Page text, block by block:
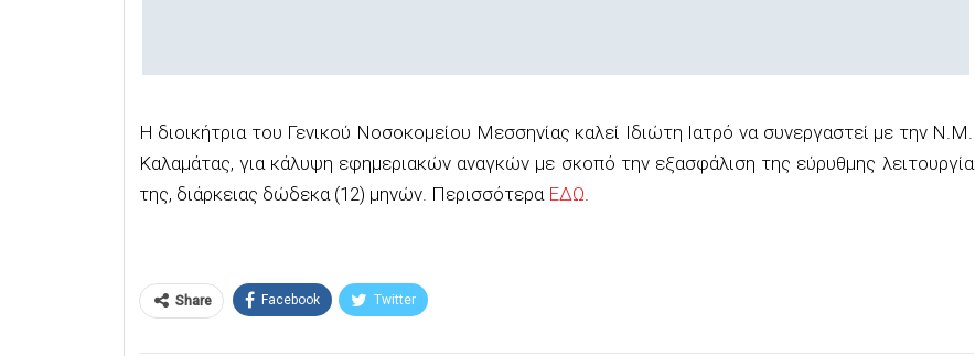
Η διοικήτρια του Γενικού Νοσοκομείου Μεσσηνίας καλεί Ιδιώτη Ιατρό να συνεργαστεί με την Ν.Μ.
Καλαμάτας, για κάλυψη εφημεριακών αναγκών με σκοπό την εξασφάλιση της εύρυθμης λειτουργία
της, διάρκειας δώδεκα (12) μηνών. Περισσότερα ΕΔΩ
Share Facebook Twitter